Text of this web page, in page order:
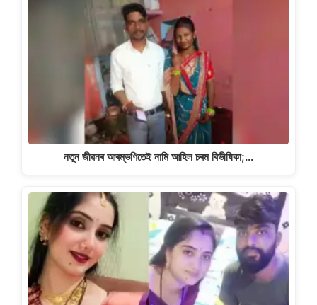
নতুন জীৱনৰ আৰম্ভণিতেই নামি আহিল চৰম বিভীষিকা;…